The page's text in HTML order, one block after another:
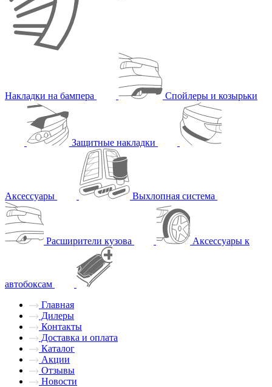
Накладки на бампера Спойлеры и козырьки
Защитные накладки
Аксессуары Выхлопная система
Расширители кузова Аксессуары к
автобоксам
Главная
Дилеры
Контакты
Доставка и оплата
Каталог
Акции
Отзывы
Новости